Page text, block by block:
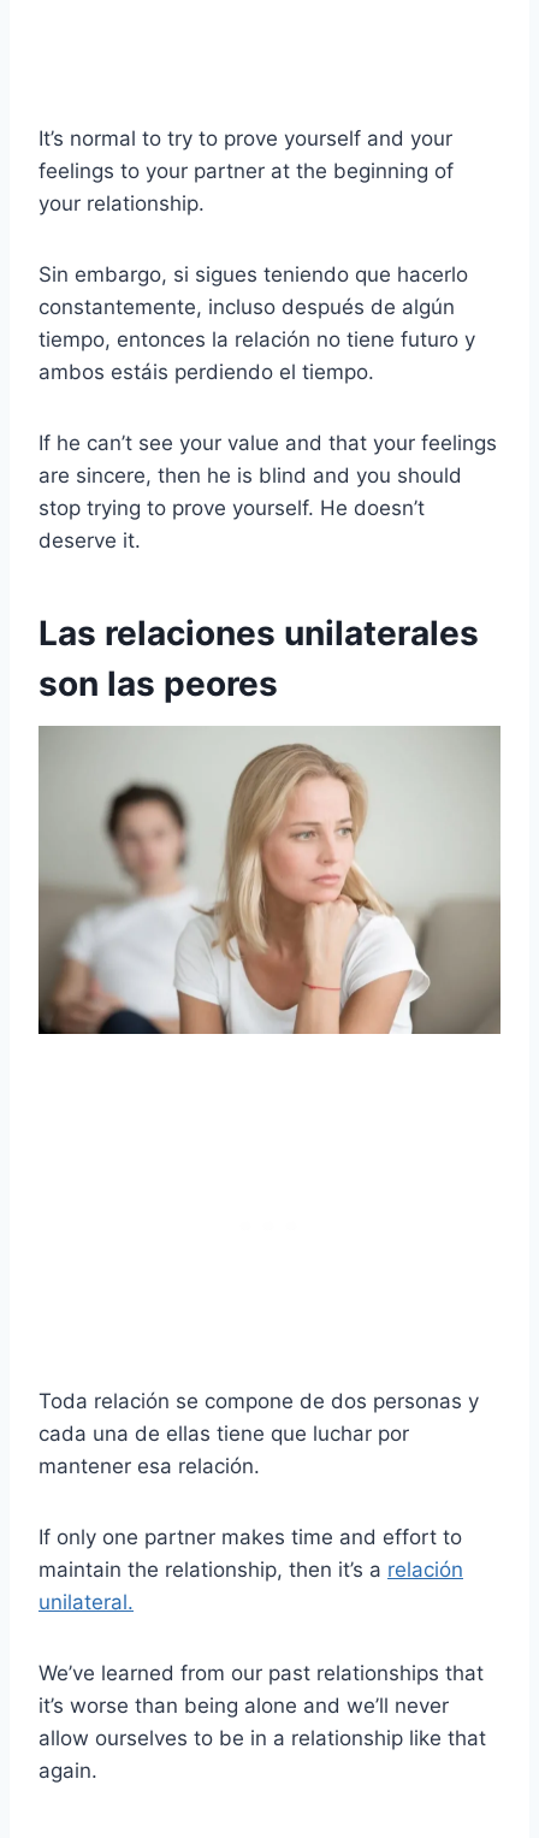
It’s normal to try to prove yourself and your
feelings to your partner at the beginning of
your relationship.
Sin embargo, si sigues teniendo que hacerlo
constantemente, incluso después de algún
tiempo, entonces la relación no tiene futuro y
ambos estáis perdiendo el tiempo.
If he can’t see your value and that your feelings
are sincere, then he is blind and you should
stop trying to prove yourself. He doesn’t
deserve it.
Las relaciones unilaterales
son las peores
Toda relación se compone de dos personas y
cada una de ellas tiene que luchar por
mantener esa relación.
If only one partner makes time and effort to
maintain the relationship, then it’s a relación
unilateral.
We’ve learned from our past relationships that
it’s worse than being alone and we’ll never
allow ourselves to be in a relationship like that
again.